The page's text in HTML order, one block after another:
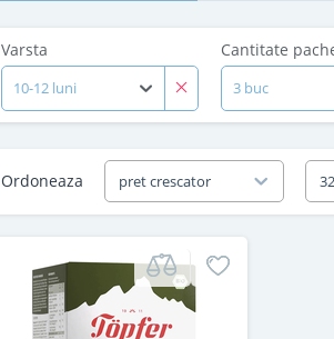
Varsta
10-12 luni
Cantitate
3 buc
Ordoneaza pret crescator